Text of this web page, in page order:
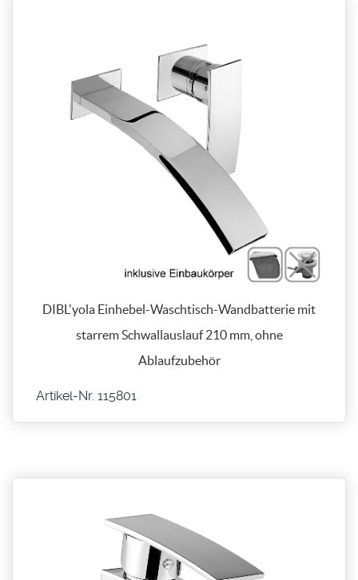
DIBL'yola Einhebel-Waschtisch-Wandbatterie mit
starrem Schwallauslauf 210 mm, ohne
Ablaufzubehör
Artikel-Nr. 115801